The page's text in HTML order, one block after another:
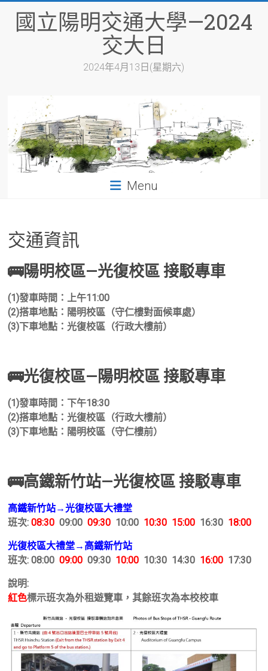
content國立陽明交通大學—2024
交大日
2024年4月13日(星期六)
Menu
交通資訊
🚌陽明校區—光復校區 接駁專車
(1)發車時間：上午11:00
(2)搭車地點：陽明校區（守仁樓對面候車處）
(3)下車地點：光復校區（行政大樓前）
🚌光復校區—陽明校區 接駁專車
(1)發車時間：下午18:30
(2)搭車地點：光復校區（行政大樓前）
(3)下車地點：陽明校區（守仁樓前）
🚌高鐵新竹站—光復校區 接駁專車
高鐵新竹站→光復校區大禮堂
班次:08:30 09:0009:30 10:00 10:30 15:00 16:30 18:00
光復校區大禮堂→高鐵新竹站
班次: 08:0009:00 09:30 10:00 10:30 14:30 16:00 17:30
說明:
紅色標示班次為外租遊覽車，其餘班次為本校校車